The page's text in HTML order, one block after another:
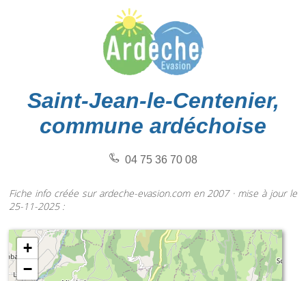
Saint-Jean-le-Centenier,
commune ardéchoise
04 75 36 70 08
Fiche info créée sur ardeche-evasion.com en 2007 · mise à jour le
25-11-2025 :
+
−